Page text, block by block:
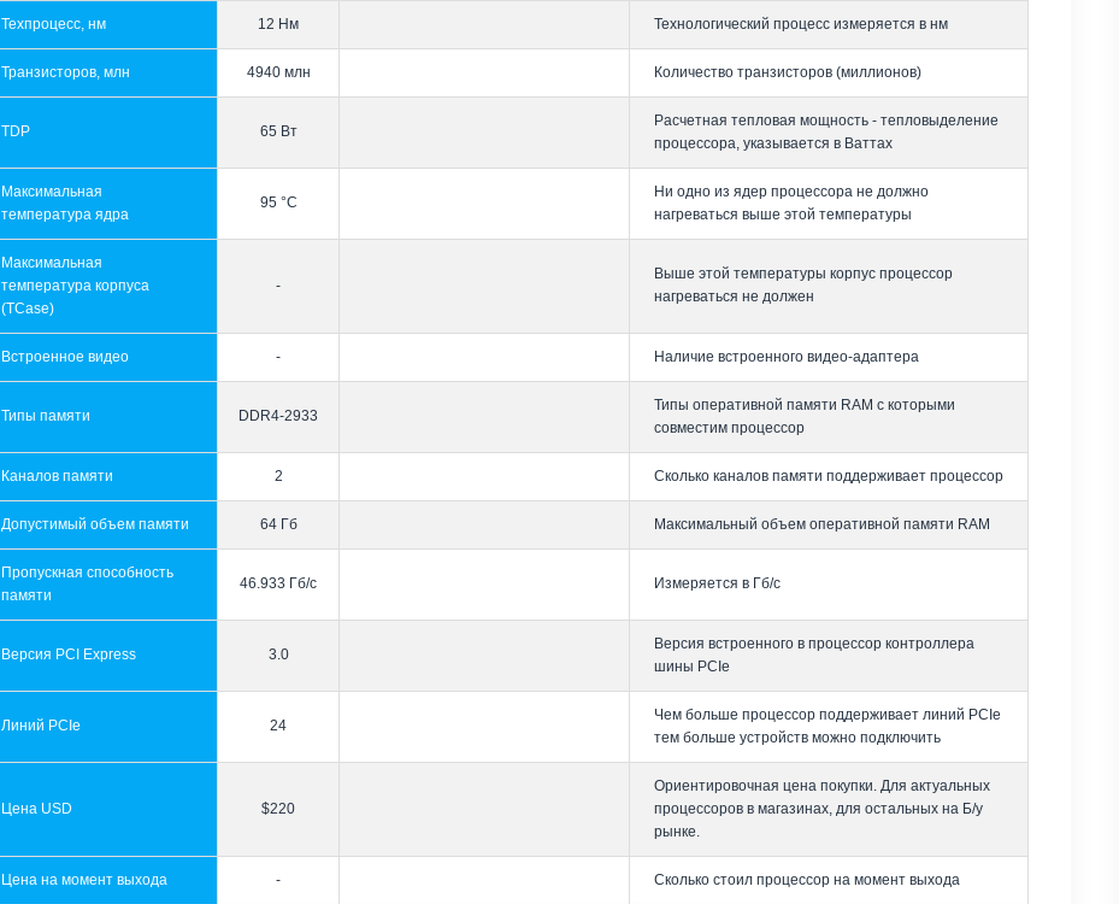
Техпроцесс, нм 12 Нм Технологический процесс измеряется в нм
Транзисторов, млн 4940 млн Количество транзисторов (миллионов)
TDP 65 Вт
Расчетная тепловая мощность - тепловыделение
процессора, указывается в Ваттах
Максимальная
температура ядра
95 °C
Ни одно из ядер процессора не должно
нагреваться выше этой температуры
Максимальная
температура корпуса
(TCase)
-
Выше этой температуры корпус процессор
нагреваться не должен
Встроенное видео - Наличие встроенного видео-адаптера
Типы памяти DDR4-2933
Типы оперативной памяти RAM с которыми
совместим процессор
Каналов памяти 2 Сколько каналов памяти поддерживает процессор
Допустимый объем памяти 64 Гб Максимальный объем оперативной памяти RAM
Пропускная способность
памяти
46.933 Гб/с Измеряется в Гб/с
Версия PCI Express 3.0
Версия встроенного в процессор контроллера
шины PCIe
Линий PCIe 24
Чем больше процессор поддерживает линий PCIe
тем больше устройств можно подключить
Цена USD $220
Ориентировочная цена покупки. Для актуальных
процессоров в магазинах, для остальных на Б/у
рынке.
Цена на момент выхода - Сколько стоил процессор на момент выхода